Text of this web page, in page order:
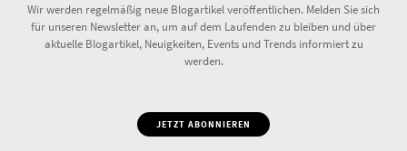
Wir werden regelmäßig neue Blogartikel veröffentlichen. Melden Sie sich
für unseren Newsletter an, um auf dem Laufenden zu bleiben und über
aktuelle Blogartikel, Neuigkeiten, Events und Trends informiert zu
werden.
JETZT ABONNIEREN